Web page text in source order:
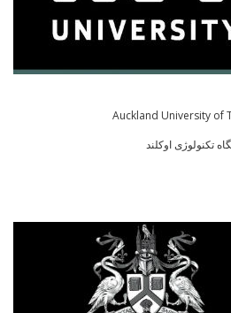
Auckland University of
تکنولوژی اوکلند